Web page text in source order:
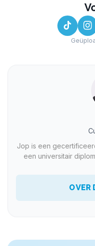
Jop is een
een universitair
bewezen
OVER